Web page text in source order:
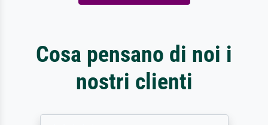
Cosa pensano di noi i
nostri clienti